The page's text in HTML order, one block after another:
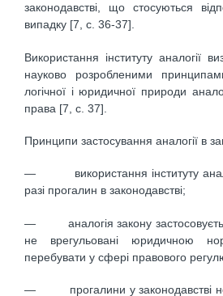
законодавстві, що стосуються
випадку [7, с. 36-37].
Використання інституту аналогії
науково розробленими
логічної і юридичної природи
права [7, с. 37].
Принципи застосування аналогії в
— використання інституту
разі прогалин в законодавстві;
— аналогія закону
не врегульовані юридичною
перебувати у сфері правового
— прогалини у законодавстві